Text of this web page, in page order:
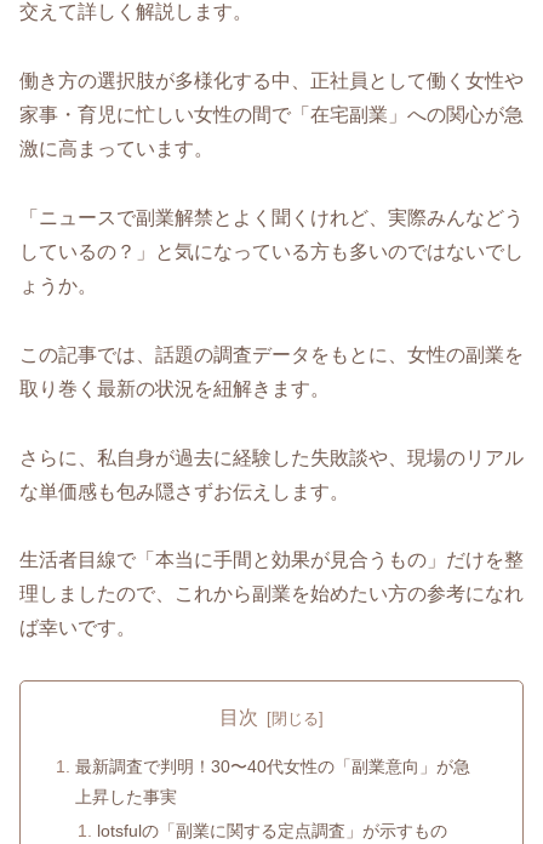
交えて詳しく解説します。
働き方の選択肢が多様化する中、正社員として働く女性や
家事・育児に忙しい女性の間で「在宅副業」への関心が急
激に高まっています。
「ニュースで副業解禁とよく聞くけれど、実際みんなどう
しているの？」と気になっている方も多いのではないでし
ょうか。
この記事では、話題の調査データをもとに、女性の副業を
取り巻く最新の状況を紐解きます。
さらに、私自身が過去に経験した失敗談や、現場のリアル
な単価感も包み隠さずお伝えします。
生活者目線で「本当に手間と効果が見合うもの」だけを整
理しましたので、これから副業を始めたい方の参考になれ
ば幸いです。
目次
最新調査で判明！30〜40代女性の「副業意向」が急
上昇した事実
lotsfulの「副業に関する定点調査」が示すもの